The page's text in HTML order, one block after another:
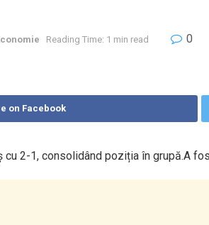
Reading Time: 1 min read 0
on Facebook
cu 2-1, consolidând poziția în grupă.A